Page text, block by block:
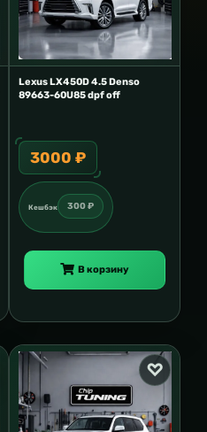
Lexus LX450D 4.5 Denso
89663-60U85 dpf off
3000 ₽
Кешбэк 300 ₽
В корзину